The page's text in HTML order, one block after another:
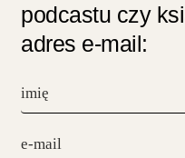
podcastu czy
adres e-mail: